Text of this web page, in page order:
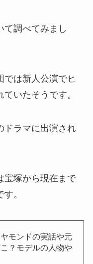
て調べてみまし
では新人公演でヒ
いたそうです。
ドラマに出演され
宝塚から現在まで
。
モンドの実話や元
？モデルの人物や